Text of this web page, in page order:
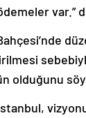
var.”
olduğunu